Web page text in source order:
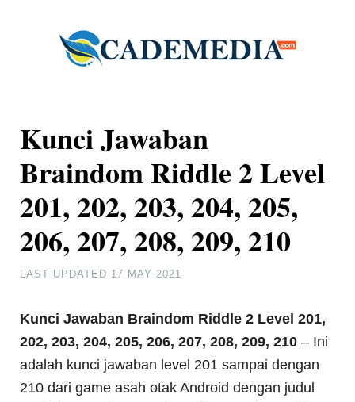
Kunci Jawaban
Braindom Riddle 2 Level
201, 202, 203, 204, 205,
206, 207, 208, 209, 210
LAST UPDATED 17 MAY 2021
Kunci Jawaban Braindom Riddle 2 Level 201,
202, 203, 204, 205, 206, 207, 208, 209, 210 – Ini
adalah kunci jawaban level 201 sampai dengan
210 dari game asah otak Android dengan judul